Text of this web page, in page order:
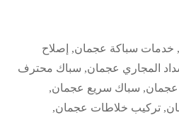
24 ساعة, خدمات سباكة عجمان, إصلاح
المجاري عجمان, سباك محترف
عجمان, سباك سريع عجمان,
تركيب خلاطات عجمان,